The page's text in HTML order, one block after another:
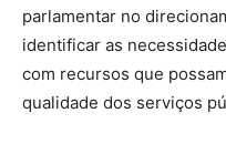
parlamentar no
identificar as
com recursos que
qualidade dos serviços